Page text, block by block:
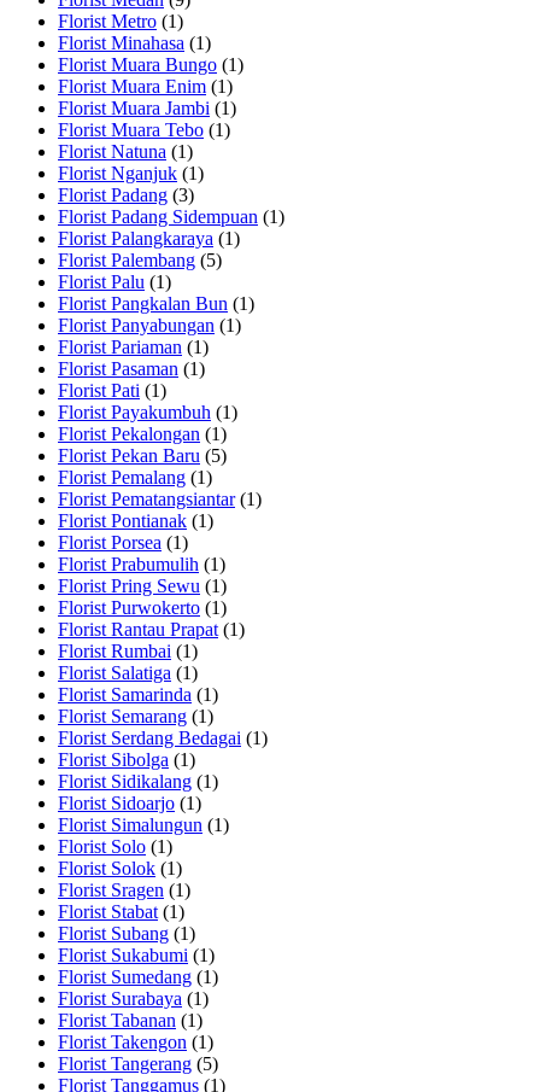
Florist Metro (1)
Florist Minahasa (1)
Florist Muara Bungo (1)
Florist Muara Enim (1)
Florist Muara Jambi (1)
Florist Muara Tebo (1)
Florist Natuna (1)
Florist Nganjuk (1)
Florist Padang (3)
Florist Padang Sidempuan (1)
Florist Palangkaraya (1)
Florist Palembang (5)
Florist Palu (1)
Florist Pangkalan Bun (1)
Florist Panyabungan (1)
Florist Pariaman (1)
Florist Pasaman (1)
Florist Pati (1)
Florist Payakumbuh (1)
Florist Pekalongan (1)
Florist Pekan Baru (5)
Florist Pemalang (1)
Florist Pematangsiantar(1)
Florist Pontianak (1)
Florist Porsea (1)
Florist Prabumulih (1)
Florist Pring Sewu (1)
Florist Purwokerto (1)
Florist Rantau Prapat (1)
Florist Rumbai (1)
Florist Salatiga (1)
Florist Samarinda (1)
Florist Semarang (1)
Florist Serdang Bedagai (1)
Florist Sibolga (1)
Florist Sidikalang (1)
Florist Sidoarjo (1)
Florist Simalungun (1)
Florist Solo (1)
Florist Solok (1)
Florist Sragen (1)
Florist Stabat (1)
Florist Subang (1)
Florist Sukabumi (1)
Florist Sumedang (1)
Florist Surabaya (1)
Florist Tabanan (1)
Florist Takengon (1)
Florist Tangerang (5)
Florist Tanggamus (1)